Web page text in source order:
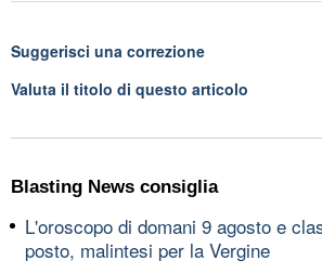
Suggerisci una correzione
Valuta il titolo di questo articolo
Blasting News consiglia
L'oroscopo di domani 9 agosto e
posto, malintesi per la Vergine